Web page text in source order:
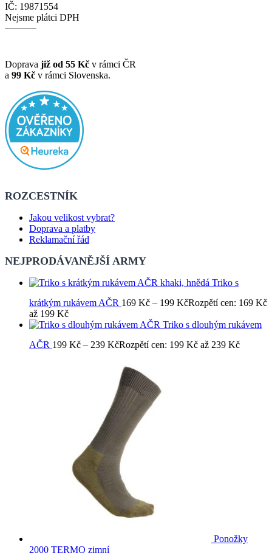
IČ: 19871554
Nejsme plátci DPH
Doprava již od 55 Kč v rámci ČR
a 99 Kč v rámci Slovenska.
ROZCESTNÍK
Jakou velikost vybrat?
Doprava a platby
Reklamační řád
NEJPRODÁVANĚJŠÍ ARMY
Triko s
krátkým rukávem AČR 169 Kč – 199 KčRozpětí cen: 169 Kč
až 199 Kč
Triko s dlouhým rukávem
AČR 199 Kč – 239 KčRozpětí cen: 199 Kč až 239 Kč
Ponožky
2000 TERMO zimní